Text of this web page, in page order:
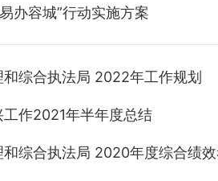
办容城”行动实施方案
综合执法局 2022年工作规划
作2021年半年度总结
综合执法局 2020年度综合绩